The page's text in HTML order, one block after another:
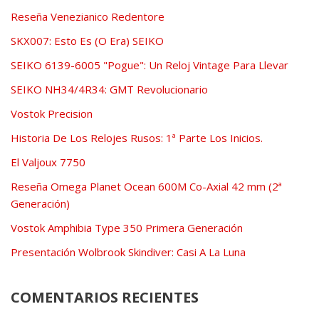
Reseña Venezianico Redentore
SKX007: Esto Es (O Era) SEIKO
SEIKO 6139-6005 "Pogue": Un Reloj Vintage Para Llevar
SEIKO NH34/4R34: GMT Revolucionario
Vostok Precision
Historia De Los Relojes Rusos: 1ª Parte Los Inicios.
El Valjoux 7750
Reseña Omega Planet Ocean 600M Co-Axial 42 mm (2ª
Generación)
Vostok Amphibia Type 350 Primera Generación
Presentación Wolbrook Skindiver: Casi A La Luna
COMENTARIOS RECIENTES